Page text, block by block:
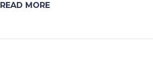
READ MORE